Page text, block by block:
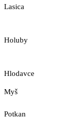
Lasica
Holuby
Hlodavce
Myš
Potkan